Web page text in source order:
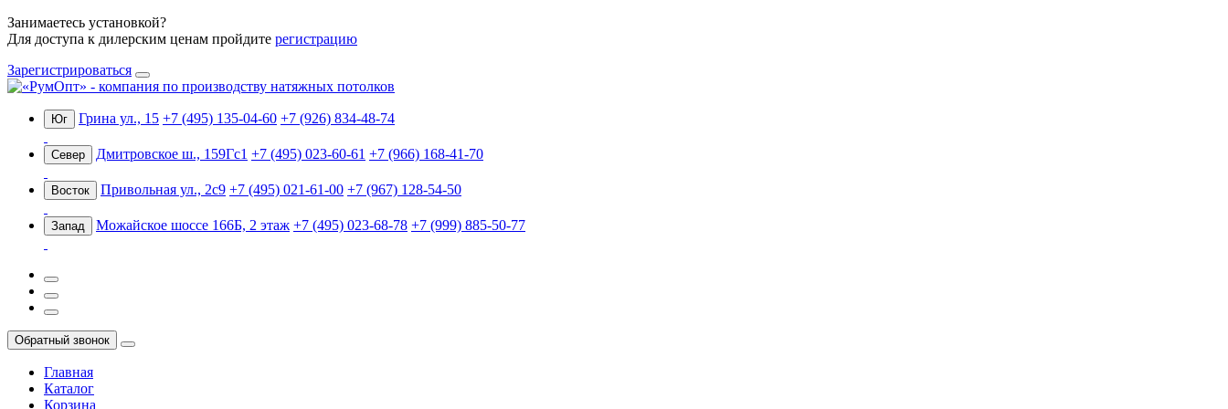
Занимаетесь установкой?
Для доступа к дилерским ценам пройдите регистрацию
Зарегистрироваться
Юг Грина ул., 15 +7 (495) 135-04-60 +7 (926) 834-48-74
Север Дмитровское ш., 159Гс1 +7 (495) 023-60-61 +7 (966) 168-41-70
Восток Привольная ул., 2с9 +7 (495) 021-61-00 +7 (967) 128-54-50
Запад Можайское шоссе 166Б, 2 этаж +7 (495) 023-68-78 +7 (999) 885-50-77
Обратный звонок
Главная
Каталог
Корзина